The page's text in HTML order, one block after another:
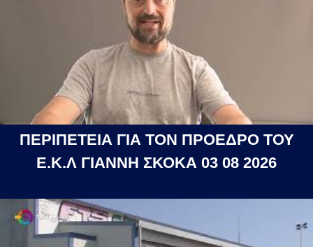
ΠΕΡΙΠΕΤΕΙΑ ΓΙΑ ΤΟΝ ΠΡΟΕΔΡΟ ΤΟΥ
Ε.Κ.Λ ΓΙΑΝΝΗ ΣΚΟΚΑ 03 08 2026